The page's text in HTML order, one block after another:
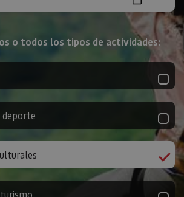
o todos los tipos de actividades:
deporte